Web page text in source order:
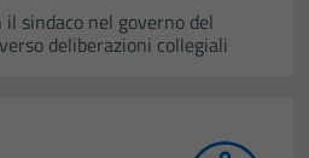
sindaco nel governo del
deliberazioni collegiali